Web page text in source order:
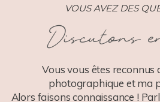
VOUS AVEZ DES
Discutons
Vous vous êtes reconnus
photographique et ma
Alors faisons connaissance !